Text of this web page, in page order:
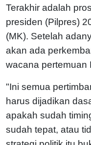
Terakhir adalah
presiden (Pilpres)
(MK). Setelah
akan ada
wacana pertemuan
"Ini semua
harus dijadikan
apakah sudah
sudah tepat, atau